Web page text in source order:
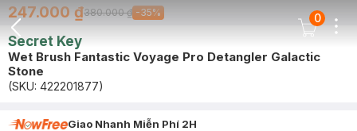
Back Icon
Cart Icon
0
247.000 ₫380.000 ₫ -35%
Secret Key
Wet Brush Fantastic Voyage Pro Detangler Galactic
Stone
(SKU: 422201877)
Giao Nhanh Miễn Phí 2H